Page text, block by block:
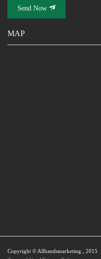
Send Now
MAP
Copyright © Allhandsmarketing., 2015